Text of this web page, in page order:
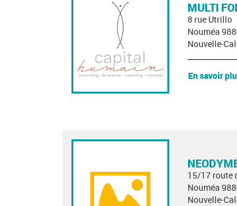
MULTI
8 rue Utrillo
Nouméa
Nouvelle-
En savoir
15/17 route
Nouméa
Nouvelle-